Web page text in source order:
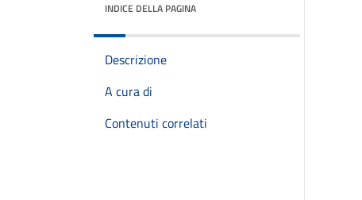
INDICE DELLA PAGINA
Descrizione
A cura di
Contenuti correlati